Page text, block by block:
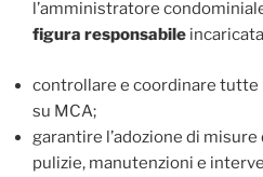
l’amministratore
figura responsabile
controllare e coordinare
su MCA;
garantire l’adozione di
pulizie, manutenzioni e